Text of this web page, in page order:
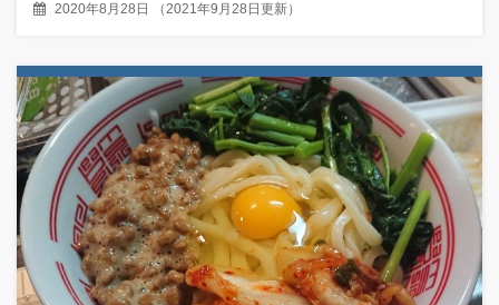
2020年8月28日 （2021年9月28日更新）